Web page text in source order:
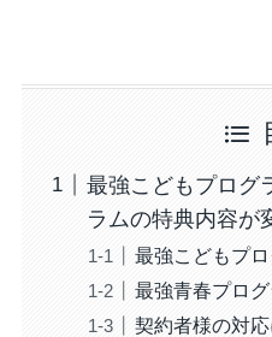
最強こどもプログ
ラムの特典内容が
最強こどもプ
最強青春プロ
契約者様の対